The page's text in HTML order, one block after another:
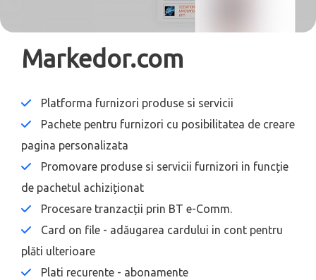
Markedor.com
Platforma furnizori produse si servicii
Pachete pentru furnizori cu posibilitatea de creare
pagina personalizata
Promovare produse si servicii furnizori in funcție
de pachetul achiziționat
Procesare tranzacții prin BT e-Comm.
Card on file - adăugarea cardului in cont pentru
plăti ulterioare
Plati recurente - abonamente